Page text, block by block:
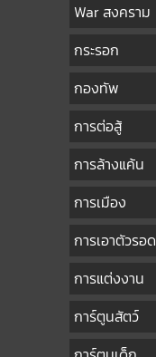
War สงคราม
กระรอก
กองทัพ
การต่อสู้
การล้างแค้น
การเมือง
การเอาตัวรอด
การแต่งงาน
การ์ตูนสัตว์